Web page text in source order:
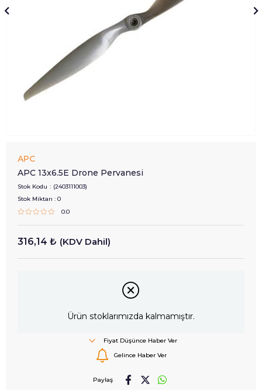
APC
APC 13x6.5E Drone Pervanesi
Stok Kodu
(2403111003)
Stok Miktarı : 0
0.0
316,14 ₺ (KDV Dahil)
Ürün stoklarımızda kalmamıştır.
Fiyat Düşünce Haber Ver
Gelince Haber Ver
Paylaş